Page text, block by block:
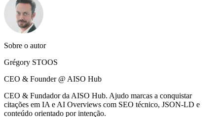
Sobre o autor
Grégory STOOS
CEO & Founder @ AISO Hub
CEO & Fundador da AISO Hub. Ajudo marcas a conquistar
citações em IA e AI Overviews com SEO técnico, JSON-LD e
conteúdo orientado por intenção.